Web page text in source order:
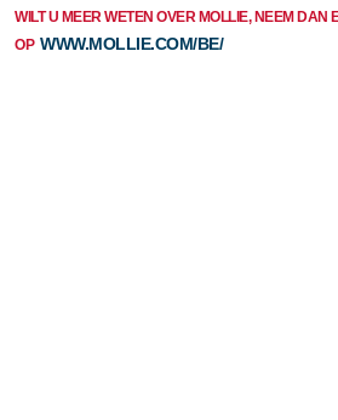
WILT U MEER WETEN OVER MOLLIE, NEEM DAN
OP WWW.MOLLIE.COM/BE/